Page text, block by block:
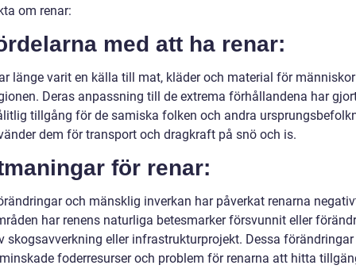
om renar:
med att ha renar:
länge varit en källa till mat, kläder och material för
Deras anpassning till de extrema förhållandena har
tillgång för de samiska folken och andra
dem för transport och dragkraft på snö och is.
för renar:
och mänsklig inverkan har påverkat renarna
har renens naturliga betesmarker försvunnit eller
skogsavverkning eller infrastrukturprojekt. Dessa
foderresurser och problem för renarna att hitta